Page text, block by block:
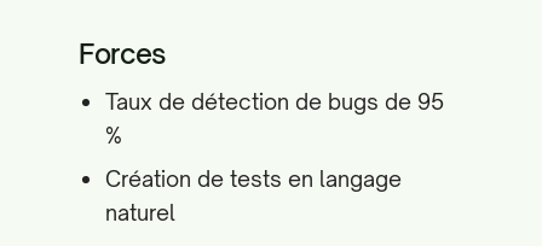
Forces
Taux de détection de bugs de 95
%
Création de tests en langage
naturel